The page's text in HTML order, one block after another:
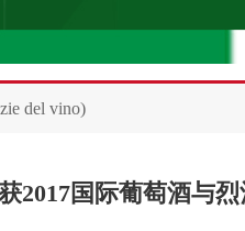
del vino)
2017国际葡萄酒与